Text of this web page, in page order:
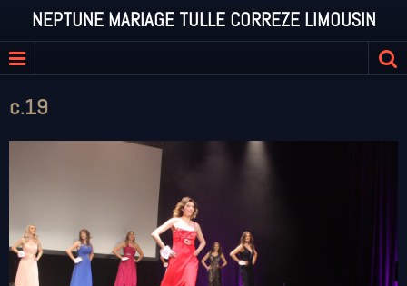
NEPTUNE MARIAGE TULLE CORREZE LIMOUSIN
c.19